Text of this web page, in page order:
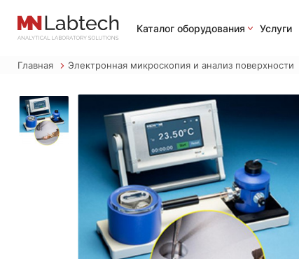
Каталог оборудования Услуги
Главная Электронная микроскопия и анализ поверхности